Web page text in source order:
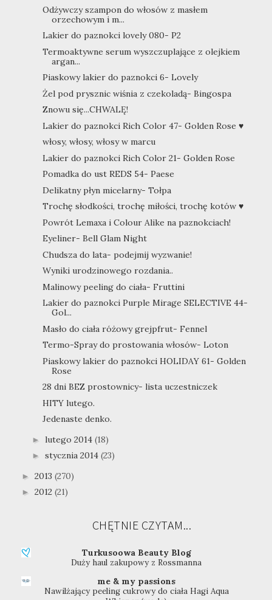
Odżywczy szampon do włosów z masłem
orzechowym i m...
Lakier do paznokci lovely 080- P2
Termoaktywne serum wyszczuplające z olejkiem
argan...
Piaskowy lakier do paznokci 6- Lovely
Żel pod prysznic wiśnia z czekoladą- Bingospa
Znowu się...CHWALĘ!
Lakier do paznokci Rich Color 47- Golden Rose ♥
włosy, włosy, włosy w marcu
Lakier do paznokci Rich Color 21- Golden Rose
Pomadka do ust REDS 54- Paese
Delikatny płyn micelarny- Tołpa
Trochę słodkości, trochę miłości, trochę kotów ♥
Powrót Lemaxa i Colour Alike na paznokciach!
Eyeliner- Bell Glam Night
Chudsza do lata- podejmij wyzwanie!
Wyniki urodzinowego rozdania..
Malinowy peeling do ciała- Fruttini
Lakier do paznokci Purple Mirage SELECTIVE 44-
Gol...
Masło do ciała różowy grejpfrut- Fennel
Termo-Spray do prostowania włosów- Loton
Piaskowy lakier do paznokci HOLIDAY 61- Golden
Rose
28 dni BEZ prostownicy- lista uczestniczek
HITY lutego.
Jedenaste denko.
► lutego 2014 (18)
► stycznia 2014 (23)
► 2013 (270)
► 2012 (21)
CHĘTNIE CZYTAM...
Turkusoowa Beauty Blog
Duży haul zakupowy z Rossmanna
me & my passions
Nawilżający peeling cukrowy do ciała Hagi Aqua